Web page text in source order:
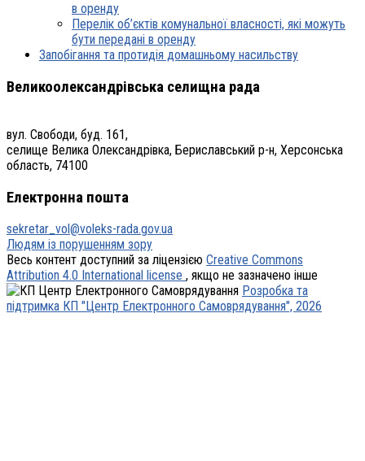
в оренду
Перелік об’єктів комунальної власності, які можуть
бути передані в оренду
Запобігання та протидія домашньому насильству
Великоолександрівська селищна рада
вул. Свободи, буд. 161,
селище Велика Олександрівка, Бериславський р-н, Херсонська
область, 74100
Електронна пошта
sekretar_vol@voleks-rada.gov.ua
Людям із порушенням зору
Весь контент доступний за ліцензією Creative Commons
Attribution 4.0 International license , якщо не зазначено інше
Розробка та
підтримка КП "Центр Електронного Самоврядування", 2026